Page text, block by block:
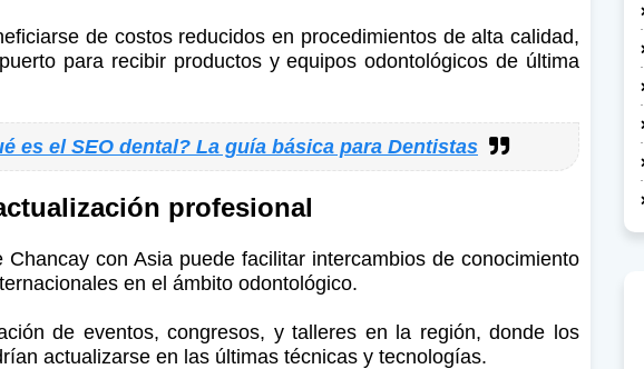
de costos reducidos en procedimientos de alta calidad,
para recibir productos y equipos odontológicos de última
es el SEO dental? La guía básica para Dentistas
profesional
con Asia puede facilitar intercambios de conocimiento
en el ámbito odontológico.
de eventos, congresos, y talleres en la región, donde los
actualizarse en las últimas técnicas y tecnologías.